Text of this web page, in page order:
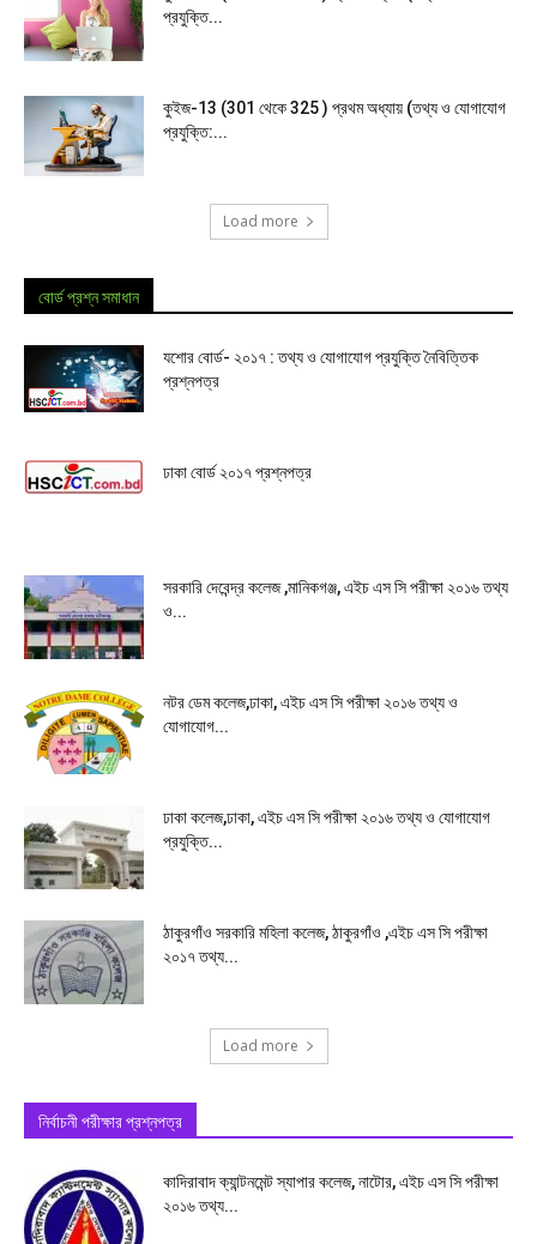
প্রযুক্তি...
কুইজ-13 (301 থেকে 325 ) প্রথম অধ্যায় (তথ্য ও যোগাযোগ
প্রযুক্তি:...
Load more
বোর্ড প্রশ্ন সমাধান
যশোর বোর্ড- ২০১৭ : তথ্য ও যোগাযোগ প্রযুক্তি নৈবিত্তিক
প্রশ্নপত্র
ঢাকা বোর্ড ২০১৭ প্রশ্নপত্র
সরকারি দেবেন্দ্র কলেজ ,মানিকগঞ্জ, এইচ এস সি পরীক্ষা ২০১৬ তথ্য
ও...
নটর ডেম কলেজ,ঢাকা, এইচ এস সি পরীক্ষা ২০১৬ তথ্য ও
যোগাযোগ...
ঢাকা কলেজ,ঢাকা, এইচ এস সি পরীক্ষা ২০১৬ তথ্য ও যোগাযোগ
প্রযুক্তি...
ঠাকুরগাঁও সরকারি মহিলা কলেজ, ঠাকুরগাঁও ,এইচ এস সি পরীক্ষা
২০১৭ তথ্য...
Load more
নির্বাচনী পরীক্ষার প্রশ্নপত্র
কাদিরাবাদ ক্যান্টনমেন্ট স্যাপার কলেজ, নাটোর, এইচ এস সি পরীক্ষা
২০১৬ তথ্য...